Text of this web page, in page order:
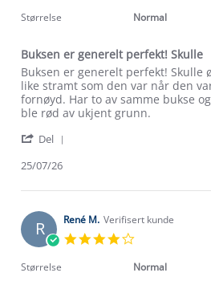
rating
Størrelse Normal
Buksen er generelt perfekt! Skulle
Review
by
John
B.
25
2026
review
stating
Buksen
er
perfekt!
Buksen er generelt perfekt! Skulle
like stramt som den var når den
fornøyd. Har to av samme bukse
ble rød av ukjent grunn.
Del
John
on
25
Jul
25/07/26
R René M. Verifisert kunde
rating
Størrelse Normal
Kundeservice
Kontakt oss
Konkurransevinnere
Klima og miljø
Etisk handel
Alt du trenger til Norgesferien
Dette trenger du til barnehagen